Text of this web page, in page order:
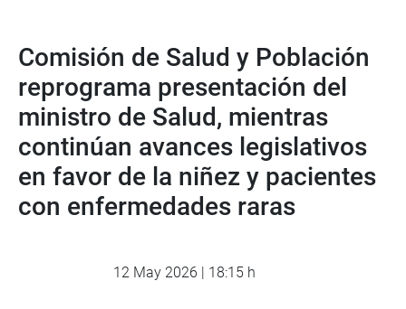
Comisión de Salud y Población
reprograma presentación del
ministro de Salud, mientras
continúan avances legislativos
en favor de la niñez y pacientes
con enfermedades raras
12 May 2026 | 18:15 h